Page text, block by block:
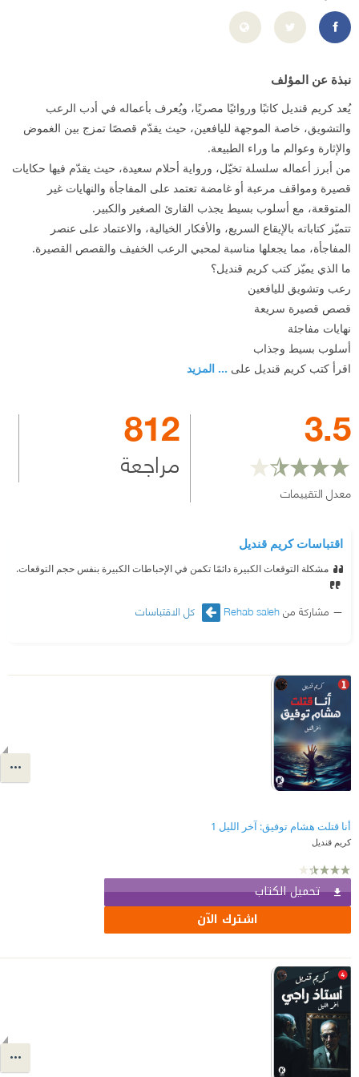
https://www.facebook.com/kareem.kandiel
نبذة عن المؤلف
يُعد كريم قنديل كاتبًا وروائيًا مصريًا، ويُعرف بأعماله في أدب الرعب
والتشويق، خاصة الموجهة لليافعين، حيث يقدّم قصصًا تمزج بين الغموض
والإثارة وعوالم ما وراء الطبيعة.
من أبرز أعماله سلسلة تخيّل، ورواية أحلام سعيدة، حيث يقدّم فيها حكايات
قصيرة ومواقف مرعبة أو غامضة تعتمد على المفاجأة والنهايات غير
المتوقعة، مع أسلوب بسيط يجذب القارئ الصغير والكبير.
تتميّز كتاباته بالإيقاع السريع، والأفكار الخيالية، والاعتماد على عنصر
المفاجأة، مما يجعلها مناسبة لمحبي الرعب الخفيف والقصص القصيرة.
ما الذي يميّز كتب كريم قنديل؟
رعب وتشويق لليافعين
قصص قصيرة سريعة
نهايات مفاجئة
أسلوب بسيط وجذاب
اقرأ كتب كريم قنديل على ... المزيد
3.5
معدل التقييمات
812
مراجعة
اقتباسات كريم قنديل
مشكلة التوقعات الكبيرة دائمًا تكمن في الإحباطات الكبيرة بنفس حجم التوقعات.
مشاركة منRehab saleh كل الاقتباسات
أنا قتلت هشام توفيق: آخر الليل 1
كريم قنديل
تحميل الكتاب
اشترك الآن